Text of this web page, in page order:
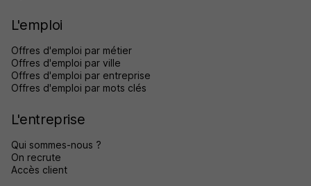
L'emploi
Offres d'emploi par métier
Offres d'emploi par ville
Offres d'emploi par entreprise
Offres d'emploi par mots clés
L'entreprise
Qui sommes-nous ?
On recrute
Accès client